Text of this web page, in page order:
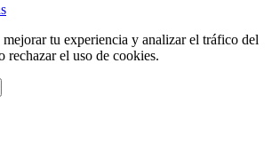
tu experiencia y analizar el tráfico del
rechazar el uso de cookies.